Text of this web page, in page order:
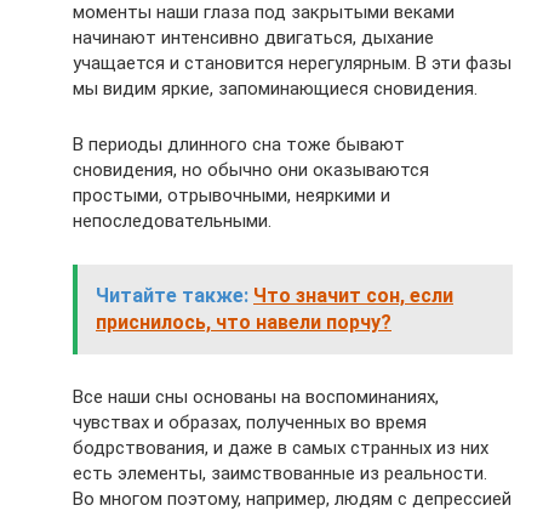
моменты наши глаза под закрытыми веками
начинают интенсивно двигаться, дыхание
учащается и становится нерегулярным. В эти фазы
мы видим яркие, запоминающиеся сновидения.
В периоды длинного сна тоже бывают
сновидения, но обычно они оказываются
простыми, отрывочными, неяркими и
непоследовательными.
Читайте также: Что значит сон, если
приснилось, что навели порчу?
Все наши сны основаны на воспоминаниях,
чувствах и образах, полученных во время
бодрствования, и даже в самых странных из них
есть элементы, заимствованные из реальности.
Во многом поэтому, например, людям с депрессией